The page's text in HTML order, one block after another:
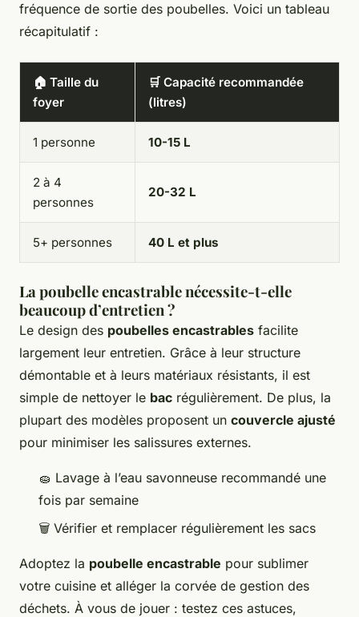
fréquence de sortie des poubelles. Voici un tableau
récapitulatif :
🏠 Taille du
foyer
🛒 Capacité recommandée
(litres)
1 personne 10-15 L
2 à 4
personnes
20-32 L
5+ personnes 40 L et plus
La poubelle encastrable nécessite-t-elle
beaucoup d’entretien ?
Le design des poubelles encastrables facilite
largement leur entretien. Grâce à leur structure
démontable et à leurs matériaux résistants, il est
simple de nettoyer le bac régulièrement. De plus, la
plupart des modèles proposent un couvercle ajusté
pour minimiser les salissures externes.
🧽 Lavage à l’eau savonneuse recommandé une
fois par semaine
🗑️ Vérifier et remplacer régulièrement les sacs
Adoptez la poubelle encastrable pour sublimer
votre cuisine et alléger la corvée de gestion des
déchets. À vous de jouer : testez ces astuces,